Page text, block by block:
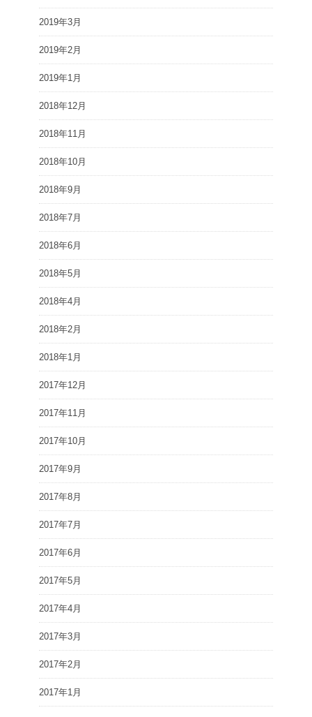
2019年3月
2019年2月
2019年1月
2018年12月
2018年11月
2018年10月
2018年9月
2018年7月
2018年6月
2018年5月
2018年4月
2018年2月
2018年1月
2017年12月
2017年11月
2017年10月
2017年9月
2017年8月
2017年7月
2017年6月
2017年5月
2017年4月
2017年3月
2017年2月
2017年1月